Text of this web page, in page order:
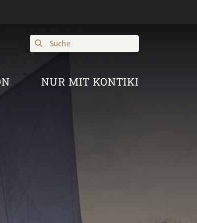
Suche
NUR MIT KONTIKI